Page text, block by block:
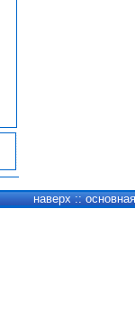
наверх ::основная